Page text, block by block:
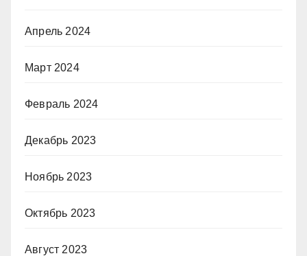
Апрель 2024
Март 2024
Февраль 2024
Декабрь 2023
Ноябрь 2023
Октябрь 2023
Август 2023